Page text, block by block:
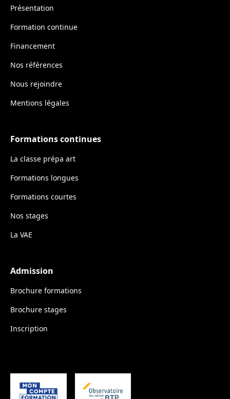
Présentation
Formation continue
Financement
Nos références
Nous rejoindre
Mentions légales
Formations continues
La classe prépa art
Formations longues
Formations courtes
Nos stages
La VAE
Admission
Brochure formations
Brochure stages
Inscription